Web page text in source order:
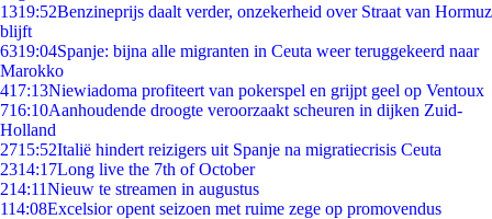
1319:52Benzineprijs daalt verder, onzekerheid over Straat van Hormuz
blijft
6319:04Spanje: bijna alle migranten in Ceuta weer teruggekeerd naar
Marokko
417:13Niewiadoma profiteert van pokerspel en grijpt geel op Ventoux
716:10Aanhoudende droogte veroorzaakt scheuren in dijken Zuid-
Holland
2715:52Italië hindert reizigers uit Spanje na migratiecrisis Ceuta
2314:17Long live the 7th of October
214:11Nieuw te streamen in augustus
114:08Excelsior opent seizoen met ruime zege op promovendus